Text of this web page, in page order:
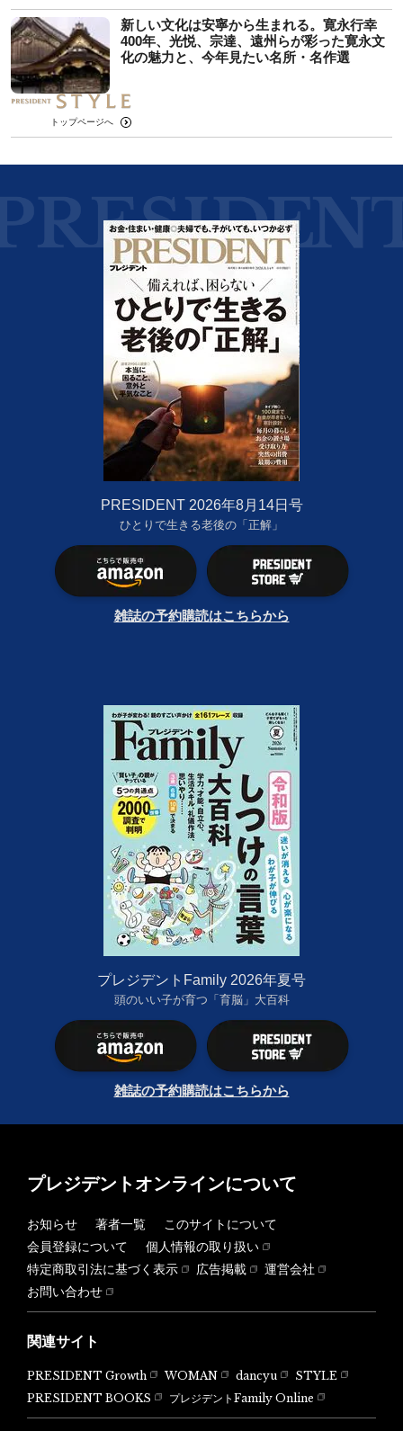
新しい文化は安寧から生まれる。寛永行幸
400年、光悦、宗達、遠州らが彩った寛永文
化の魅力と、今年見たい名所・名作選
トップページへ
PRESIDENT 2026年8月14日号
ひとりで生きる老後の「正解」
雑誌の予約購読はこちらから
プレジデントFamily 2026年夏号
頭のいい子が育つ「育脳」大百科
雑誌の予約購読はこちらから
プレジデントオンラインについて
お知らせ 著者一覧
このサイトについて
会員登録について
個人情報の取り扱い
特定商取引法に基づく表示
広告掲載
運営会社
お問い合わせ
関連サイト
PRESIDENT Growth WOMAN dancyu
STYLE
PRESIDENT BOOKS
プレジデントFamily Online